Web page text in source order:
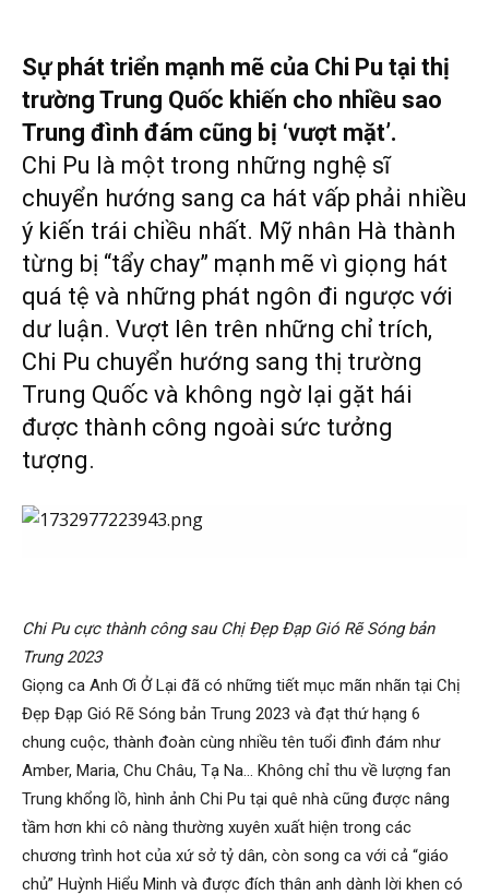
Sự phát triển mạnh mẽ của Chi Pu tại thị
trường Trung Quốc khiến cho nhiều sao
Trung đình đám cũng bị ‘vượt mặt’.
Chi Pu là một trong những nghệ sĩ
chuyển hướng sang ca hát vấp phải nhiều
ý kiến trái chiều nhất. Mỹ nhân Hà thành
từng bị “tẩy chay” mạnh mẽ vì giọng hát
quá tệ và những phát ngôn đi ngược với
dư luận. Vượt lên trên những chỉ trích,
Chi Pu chuyển hướng sang thị trường
Trung Quốc và không ngờ lại gặt hái
được thành công ngoài sức tưởng
tượng.
Chi Pu cực thành công sau Chị Đẹp Đạp Gió Rẽ Sóng bản
Trung 2023
Giọng ca Anh Ơi Ở Lại đã có những tiết mục mãn nhãn tại Chị
Đẹp Đạp Gió Rẽ Sóng bản Trung 2023 và đạt thứ hạng 6
chung cuộc, thành đoàn cùng nhiều tên tuổi đình đám như
Amber, Maria, Chu Châu, Tạ Na… Không chỉ thu về lượng fan
Trung khổng lồ, hình ảnh Chi Pu tại quê nhà cũng được nâng
tầm hơn khi cô nàng thường xuyên xuất hiện trong các
chương trình hot của xứ sở tỷ dân, còn song ca với cả “giáo
chủ” Huỳnh Hiểu Minh và được đích thân anh dành lời khen có